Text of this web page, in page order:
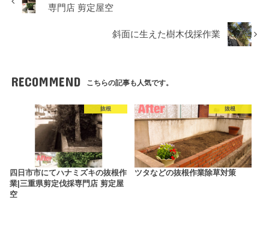
専門店 剪定屋空
斜面に生えた樹木伐採作業
RECOMMEND こちらの記事も人気です。
抜根
四日市市にてハナミズキの抜根作
業|三重県剪定伐採専門店 剪定屋
空
抜根
ツタなどの抜根作業除草対策